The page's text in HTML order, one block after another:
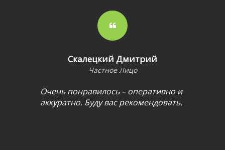
Скалецкий Дмитрий
Частное Лицо
Очень понравилось – оперативно и
аккуратно. Буду вас рекомендовать.